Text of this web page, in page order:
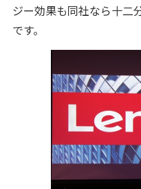
ジー効果も同社なら十二
です。